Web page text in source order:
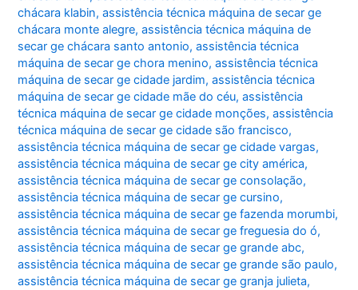
chácara klabin,assistência técnica máquina de secar ge
chácara monte alegre,assistência técnica máquina de
secar ge chácara santo antonio,assistência técnica
máquina de secar ge chora menino,assistência técnica
máquina de secar ge cidade jardim,assistência técnica
máquina de secar ge cidade mãe do céu,assistência
técnica máquina de secar ge cidade monções,assistência
técnica máquina de secar ge cidade são francisco,
assistência técnica máquina de secar ge cidade vargas,
assistência técnica máquina de secar ge city américa,
assistência técnica máquina de secar ge consolação,
assistência técnica máquina de secar ge cursino,
assistência técnica máquina de secar ge fazenda morumbi,
assistência técnica máquina de secar ge freguesia do ó,
assistência técnica máquina de secar ge grande abc,
assistência técnica máquina de secar ge grande são paulo,
assistência técnica máquina de secar ge granja julieta,